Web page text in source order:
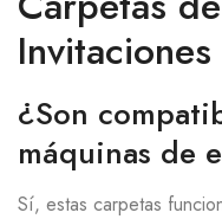
Invitaciones
¿Son
máquinas de
Sí, estas carpetas